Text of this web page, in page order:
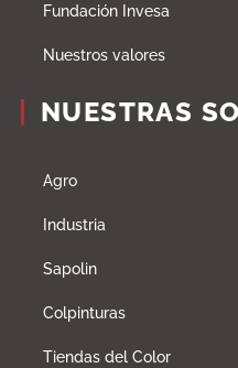
Fundación Invesa
Nuestros valores
NUESTRAS
Agro
Industria
Sapolin
Colpinturas
Tiendas del Color